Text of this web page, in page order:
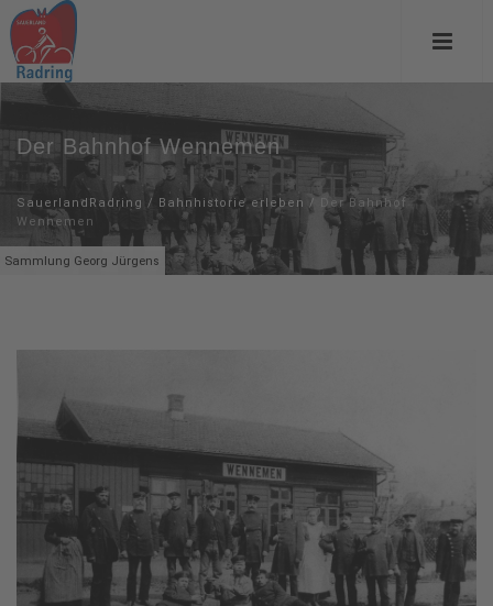
Sammlung Georg Jürgens
Der Bahnhof Wennemen
SauerlandRadring / Bahnhistorie erleben /
Der Bahnhof
Wennemen